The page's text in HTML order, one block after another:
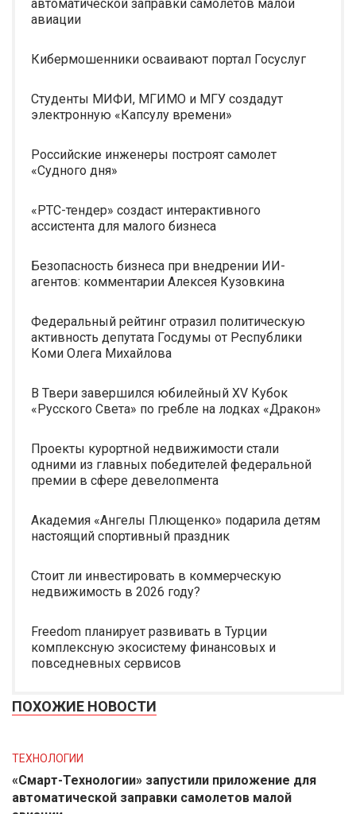
автоматической заправки самолетов малой
авиации
Кибермошенники осваивают портал Госуслуг
Студенты МИФИ, МГИМО и МГУ создадут
электронную «Капсулу времени»
Российские инженеры построят самолет
«Судного дня»
«РТС-тендер» создаст интерактивного
ассистента для малого бизнеса
Безопасность бизнеса при внедрении ИИ-
агентов: комментарии Алексея Кузовкина
Федеральный рейтинг отразил политическую
активность депутата Госдумы от Республики
Коми Олега Михайлова
В Твери завершился юбилейный XV Кубок
«Русского Света» по гребле на лодках «Дракон»
Проекты курортной недвижимости стали
одними из главных победителей федеральной
премии в сфере девелопмента
Академия «Ангелы Плющенко» подарила детям
настоящий спортивный праздник
Стоит ли инвестировать в коммерческую
недвижимость в 2026 году?
Freedom планирует развивать в Турции
комплексную экосистему финансовых и
повседневных сервисов
ПОХОЖИЕ НОВОСТИ
ТЕХНОЛОГИИ
«Смарт-Технологии» запустили приложение для
автоматической заправки самолетов малой